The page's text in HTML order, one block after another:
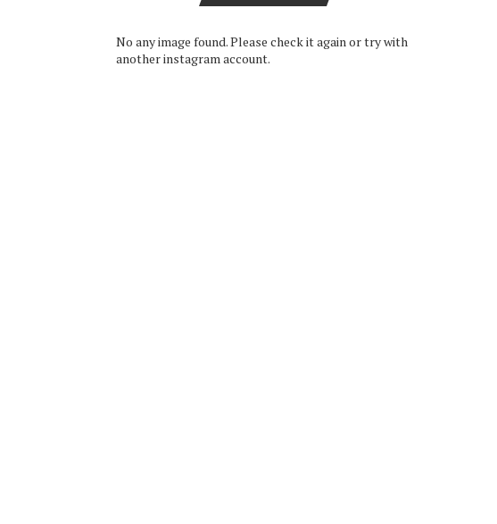
No any image found. Please check it again or try with
another instagram account.